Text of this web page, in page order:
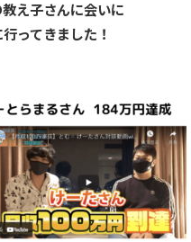
え子さんに会いに
ってきました！